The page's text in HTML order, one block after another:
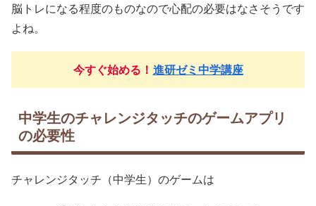
脳トレになる程度のものなので心配の必要はなさそうです
よね。
今すぐ始める！ 進研ゼミ中学講座
中学生のチャレンジタッチのゲームアプリ
の必要性
チャレンジタッチ（中学生）のゲームは